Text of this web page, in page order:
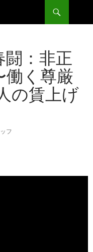
：非正
働く尊厳
の賃上げ
フ